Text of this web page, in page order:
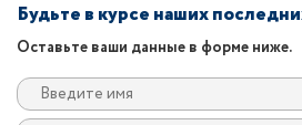
Будьте в курсе наших
Оставьте ваши данные в форме ниже.